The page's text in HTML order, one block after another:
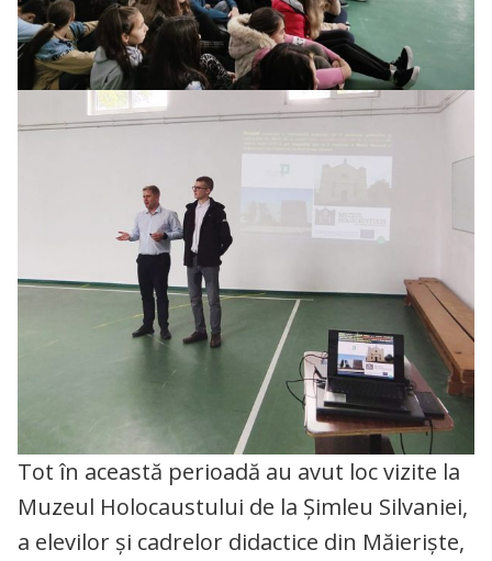
Tot în această perioadă au avut loc vizite la
Muzeul Holocaustului de la Șimleu Silvaniei,
a elevilor și cadrelor didactice din Măieriște,